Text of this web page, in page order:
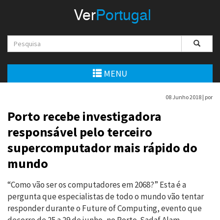
Empreendedorismo
Comércio e Indústria
Construção e Imobiliário
Cultura e Educação
Gastronomia
VerPortugal
MENU
08 Junho 2018 | por
Porto recebe investigadora
responsável pelo terceiro
supercomputador mais rápido do
mundo
“Como vão ser os computadores em 2068?” Esta é a
pergunta que especialistas de todo o mundo vão tentar
responder durante o Future of Computing, evento que